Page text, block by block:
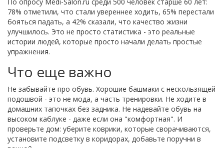
По опросу Medi-Salon.ru среди 500 человек старше 60 лет:
78% отметили, что стали увереннее ходить, 65% перестали
бояться падать, а 42% сказали, что качество жизни
улучшилось. Это не просто статистика - это реальные
истории людей, которые просто начали делать простые
упражнения.
Что еще важно
Не забывайте про обувь. Хорошие башмаки с нескользящей
подошвой - это не мода, а часть тренировки. Не ходите в
домашних тапочках без задника. Не надевайте обувь на
высоком каблуке - даже если она "комфортная". И
проверьте дом: уберите коврики, которые сворачиваются,
установите подсветку в коридорах, добавьте поручни в